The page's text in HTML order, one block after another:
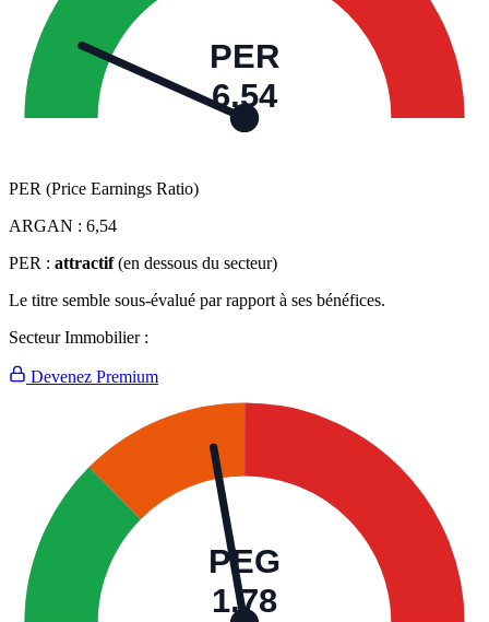
PER
6,54
PER (Price Earnings Ratio)
ARGAN : 6,54
PER : attractif (en dessous du secteur)
Le titre semble sous-évalué par rapport à ses bénéfices.
Secteur Immobilier :
Devenez Premium
PEG
1,78